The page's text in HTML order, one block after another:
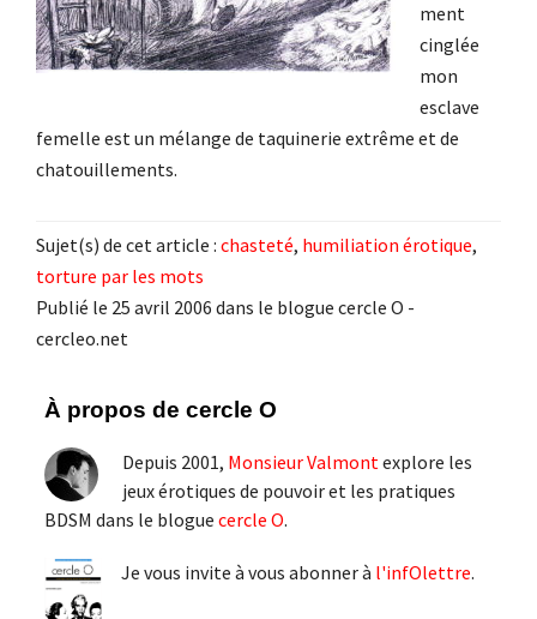
ment
cinglée
mon
esclave
femelle est un mélange de taquinerie extrême et de
chatouillements.
Sujet(s) de cet article : chasteté, humiliation érotique,
torture par les mots
Publié le 25 avril 2006 dans le blogue cercle O -
cercleo.net
Barre
latérale
principale
À propos de cercle O
Depuis 2001, Monsieur Valmontexplore les
jeux érotiques de pouvoir et les pratiques
BDSM dans le blogue cercle O.
Je vous invite à vous abonner à l'infOlettre.